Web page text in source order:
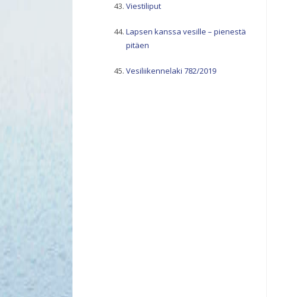
Viestiliput
Lapsen kanssa vesille – pienestä
pitäen
Vesiliikennelaki 782/2019